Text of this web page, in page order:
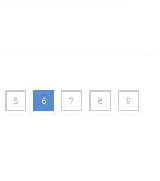
5 6 7 8
9